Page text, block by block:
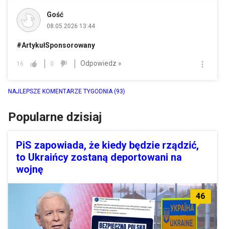
Gość
08.05.2026 13:44
#ArtykułSponsorowany
16 0 Odpowiedz »
NAJLEPSZE KOMENTARZE TYGODNIA(93)
Popularne dzisiaj
PiS zapowiada, że kiedy będzie rządzić,
to Ukraińcy zostaną deportowani na
wojnę
46